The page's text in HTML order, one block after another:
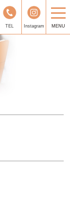
TEL Instagram MENU